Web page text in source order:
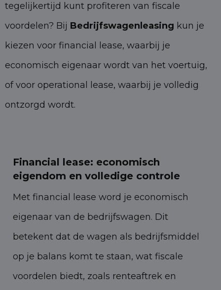
tegelijkertijd kunt profiteren van fiscale
voordelen? Bij Bedrijfswagenleasing kun je
kiezen voor financial lease, waarbij je
economisch eigenaar wordt van het voertuig,
of voor operational lease, waarbij je volledig
ontzorgd wordt.
Financial lease: economisch
eigendom en volledige controle
Met financial lease word je economisch
eigenaar van de bedrijfswagen. Dit
betekent dat de wagen als bedrijfsmiddel
op je balans komt te staan, wat fiscale
voordelen biedt, zoals renteaftrek en